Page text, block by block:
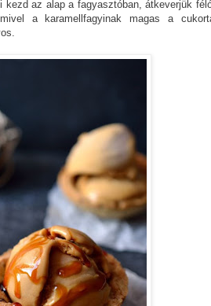
kezd az alap a fagyasztóban, átkeverjük
a karamellfagyinak magas a